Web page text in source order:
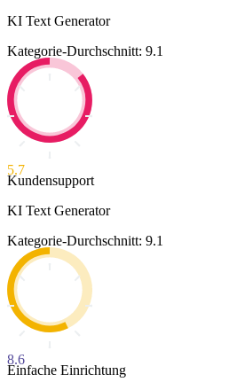
KI Text Generator
Kategorie-Durchschnitt: 9.1
5.7
Kundensupport
KI Text Generator
Kategorie-Durchschnitt: 9.1
8.6
Einfache Einrichtung